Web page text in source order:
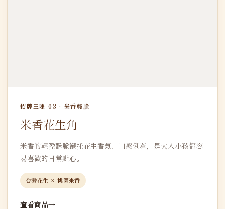
招牌三味 03 · 米香輕脆
米香花生角
米香的輕盈酥脆襯托花生香氣，口感俐落，是大人小孩都容
易喜歡的日常點心。
台灣花生 × 桃園米香
查看商品